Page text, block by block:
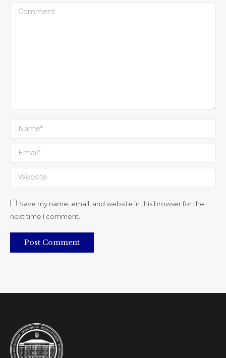
Comment
Name *
Email *
Website
Save my name, email, and website in this browser for the
next time I comment.
Post Comment